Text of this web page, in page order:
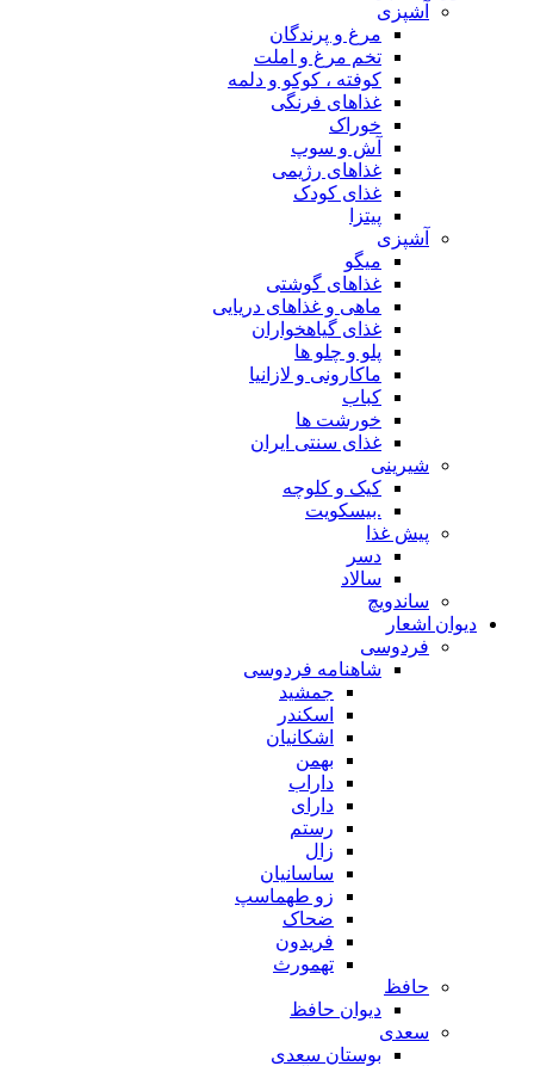
آشپزی
مرغ و پرندگان
تخم مرغ و املت
کوفته ، کوکو و دلمه
غذاهای فرنگی
خوراک
آش و سوپ
غذاهای رژیمی
غذای کودک
پیتزا
آشپزی
میگو
غذاهای گوشتی
ماهی و غذاهای دریایی
غذای گیاهخواران
پلو و چلو ها
ماکارونی و لازانیا
کباب
خورشت ها
غذای سنتی ایران
شیرینی
کیک و کلوچه
.بیسکویت
پیش غذا
دسر
سالاد
ساندویچ
دیوان اشعار
فردوسی
شاهنامه فردوسی
جمشید
اسکندر
اشکانیان
بهمن
داراب
دارای
رستم
زال
ساسانیان
زو طهماسپ‏
ضحاک
فریدون
تهمورث
حافظ
دیوان حافظ
سعدی
بوستان سعدی